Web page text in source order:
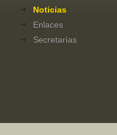
Noticias
Enlaces
Secretarías